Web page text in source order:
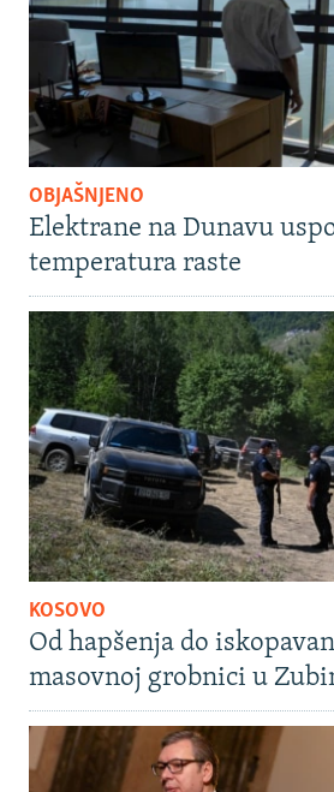
OBJAŠNJENO
Elektrane na Dunavu
temperatura raste
KOSOVO
Od hapšenja do
masovnoj grobnici u